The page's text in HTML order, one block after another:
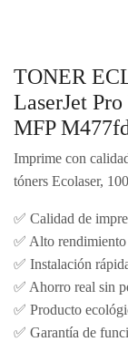
TONER
LaserJet
MFP
Imprime con
tóners Ecolaser,
✅ Calidad de
✅ Alto
✅ Instalación
✅ Ahorro real sin
✅ Producto
✅ Garantía de